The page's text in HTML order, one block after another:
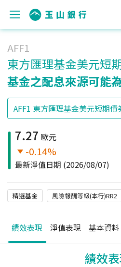
AFF1
東方匯理基金美元短
基金之配息來源可能
7.27 歐元
-0.14%
最新淨值日期 (2026/08/07)
精選基金 風險報酬等級(本行)RR2
績效表現 淨值表現 基本資料
績效